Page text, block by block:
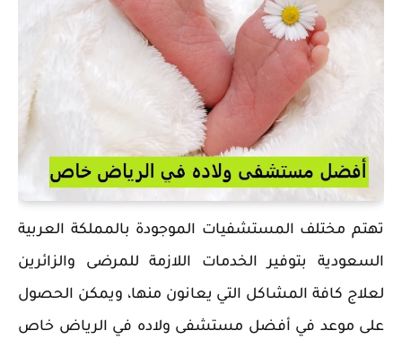
تهتم مختلف المستشفيات الموجودة بالمملكة العربية
السعودية بتوفير الخدمات اللازمة للمرضى والزائرين
لعلاج كافة المشاكل التي يعانون منها، ويمكن الحصول
على موعد في أفضل مستشفى ولاده في الرياض خاص